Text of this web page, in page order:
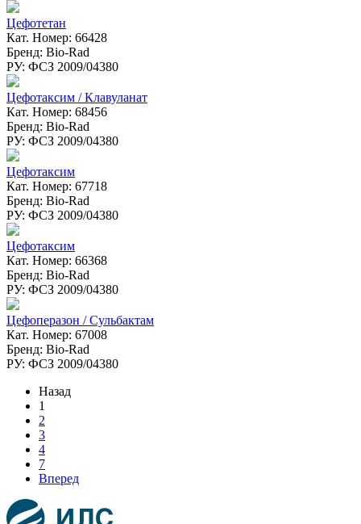
Цефотетан
Кат. Номер: 66428
Бренд: Bio-Rad
РУ: ФСЗ 2009/04380
Цефотаксим / Клавуланат
Кат. Номер: 68456
Бренд: Bio-Rad
РУ: ФСЗ 2009/04380
Цефотаксим
Кат. Номер: 67718
Бренд: Bio-Rad
РУ: ФСЗ 2009/04380
Цефотаксим
Кат. Номер: 66368
Бренд: Bio-Rad
РУ: ФСЗ 2009/04380
Цефоперазон / Сульбактам
Кат. Номер: 67008
Бренд: Bio-Rad
РУ: ФСЗ 2009/04380
Назад
1
2
3
4
7
Вперед